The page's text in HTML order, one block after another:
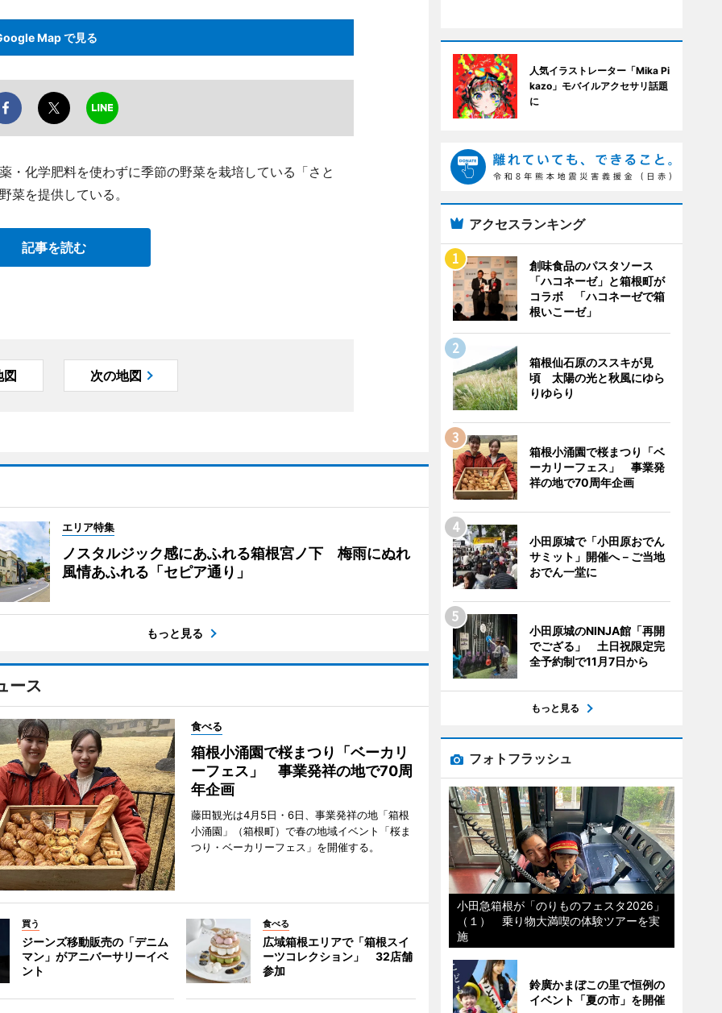
Map で見る
・化学肥料を使わずに季節の野菜を栽培している「さと
菜を提供している。
記事を読む
図 次の地図
エリア特集
ノスタルジック感にあふれる箱根宮ノ下 梅雨にぬれ
風情あふれる「セピア通り」
もっと見る
ース
食べる
箱根小涌園で桜まつり「ベーカリ
ーフェス」 事業発祥の地で70周
年企画
藤田観光は4月5日・6日、事業発祥の地「箱根
小涌園」（箱根町）で春の地域イベント「桜ま
つり・ベーカリーフェス」を開催する。
買う
ジーンズ移動販売の「デニム
マン」がアニバーサリーイベ
ント
食べる
広域箱根エリアで「箱根スイ
ーツコレクション」 32店舗
参加
人気イラストレーター「Mika Pi
kazo」モバイルアクセサリ話題
に
アクセスランキング
創味食品のパスタソース
「ハコネーゼ」と箱根町が
コラボ 「ハコネーゼで箱
根いこーゼ」
箱根仙石原のススキが見
頃 太陽の光と秋風にゆら
りゆらり
箱根小涌園で桜まつり「ベ
ーカリーフェス」 事業発
祥の地で70周年企画
小田原城で「小田原おでん
サミット」開催へ－ご当地
おでん一堂に
小田原城のNINJA館「再開
でござる」 土日祝限定完
全予約制で11月7日から
もっと見る
フォトフラッシュ
小田急箱根が「のりものフェスタ2026」
（１） 乗り物大満喫の体験ツアーを実
施
鈴廣かまぼこの里で恒例の
イベント「夏の市」を開催